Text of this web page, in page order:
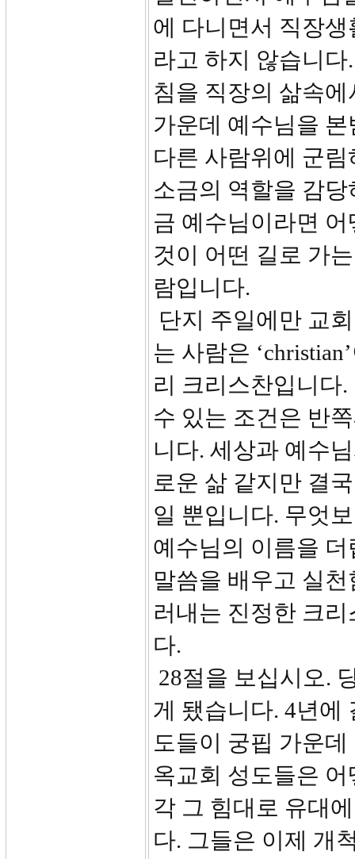
에 다니면서 직장
라고 하지 않습니
침을 직장의 삶속
가운데 예수님을
다른 사람위에 군
소금의 역할을 감
금 예수님이라면
것이 어떤 길로 가
람입니다.
단지 주일에만 교
는 사람은
리 크리스찬입니다
수 있는 조건은 반
니다. 세상과 예수
로운 삶 같지만 결
일 뿐입니다. 무엇
예수님의 이름을
말씀을 배우고 실
러내는 진정한 크
다.
28절을 보십시오.
게 됐습니다. 4년에
도들이 궁핍 가운
옥교회 성도들은
각 그 힘대로 유대
다. 그들은 이제 개